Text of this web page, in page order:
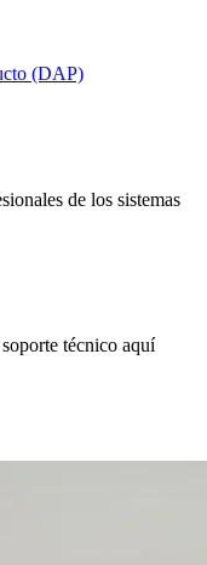
(DAP)
de los sistemas
técnico aquí